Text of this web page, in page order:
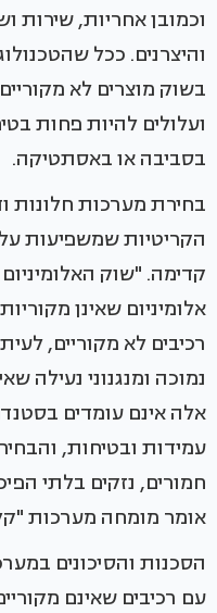
וכמובן אחריות, שירות
והיצרנים. ככל
בשוק מוצרים לא
ועלולים להיות פחות
בסביבה או באסתטיקה.
בחירת מערכות
הקריטיות שמשפיעות
קדימה. "שוק
אלומיניום שאינן
רכיבים לא מקוריים,
נמוכה ומנגנוני נעילה
אלה אינם עומדים
עמידות ובטיחות,
חמורים, נזקים בלתי
אומר מומחה מערכות
הסכנות והסיכונים
עם רכיבים שאינם